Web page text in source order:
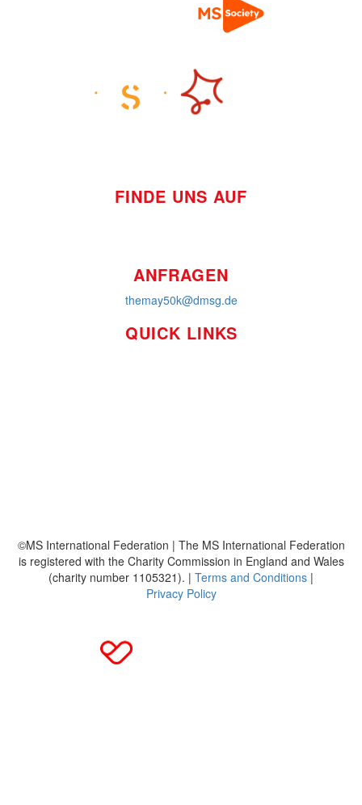
FINDE UNS AUF
ANFRAGEN
themay50k@dmsg.de
QUICK LINKS
©MS International Federation | The MS International Federation
is registered with the Charity Commission in England and Wales
(charity number 1105321). | Terms and Conditions |
Privacy Policy